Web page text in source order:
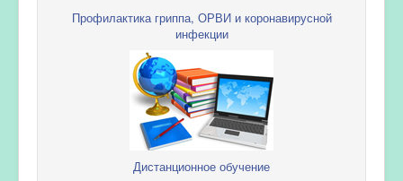
Профилактика гриппа, ОРВИ и коронавирусной
инфекции
Дистанционное обучение